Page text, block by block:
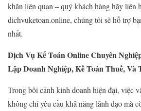
khăn liên quan – quý khách hàng hãy liên
dichvuketoan.online, chúng tôi sẽ hỗ trợ
nhất.
Dịch Vụ Kế Toán Online Chuyên
Lập Doanh Nghiệp, Kế Toán Thuế, Và
Trong bối cảnh kinh doanh hiện đại, việc
không chỉ yêu cầu khả năng lãnh đạo mà